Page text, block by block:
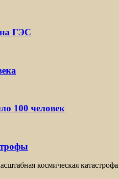
на ГЭС
100 человек
космическая